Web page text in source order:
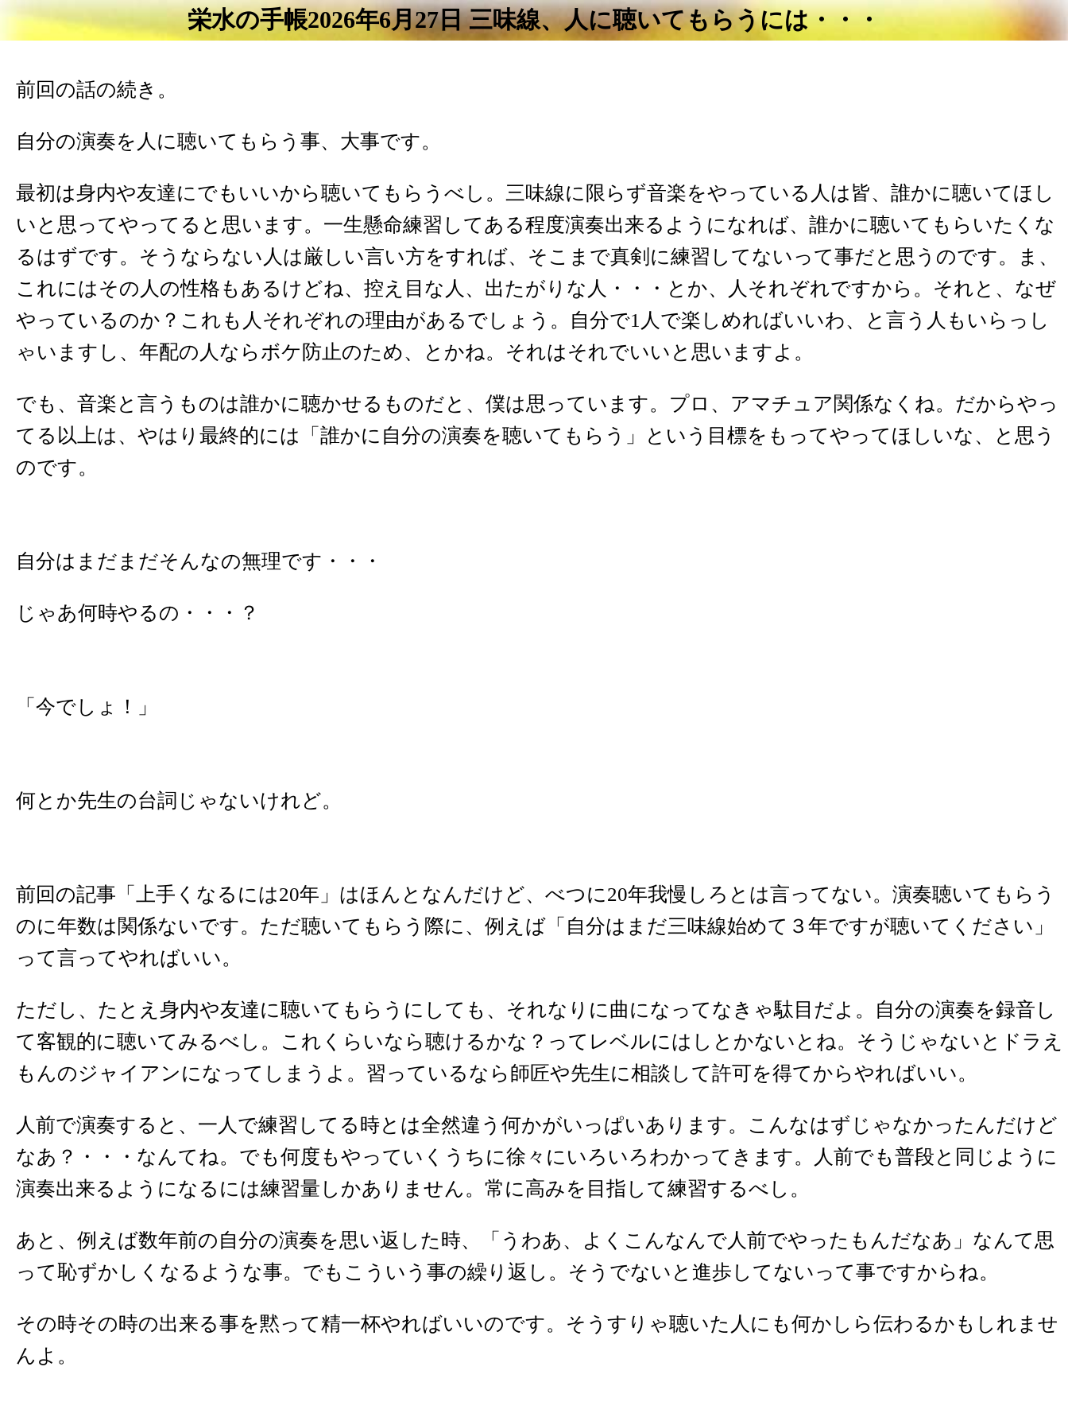
栄水の手帳2026年6月27日 三味線、人に聴いてもらうには・・・
前回の話の続き。
自分の演奏を人に聴いてもらう事、大事です。
最初は身内や友達にでもいいから聴いてもらうべし。三味線に限らず音楽をやっている人は皆、誰かに聴いてほし
いと思ってやってると思います。一生懸命練習してある程度演奏出来るようになれば、誰かに聴いてもらいたくな
るはずです。そうならない人は厳しい言い方をすれば、そこまで真剣に練習してないって事だと思うのです。ま、
これにはその人の性格もあるけどね、控え目な人、出たがりな人・・・とか、人それぞれですから。それと、なぜ
やっているのか？これも人それぞれの理由があるでしょう。自分で1人で楽しめればいいわ、と言う人もいらっし
ゃいますし、年配の人ならボケ防止のため、とかね。それはそれでいいと思いますよ。
でも、音楽と言うものは誰かに聴かせるものだと、僕は思っています。プロ、アマチュア関係なくね。だからやっ
てる以上は、やはり最終的には「誰かに自分の演奏を聴いてもらう」という目標をもってやってほしいな、と思う
のです。
自分はまだまだそんなの無理です・・・
じゃあ何時やるの・・・？
「今でしょ！」
何とか先生の台詞じゃないけれど。
前回の記事「上手くなるには20年」はほんとなんだけど、べつに20年我慢しろとは言ってない。演奏聴いてもらう
のに年数は関係ないです。ただ聴いてもらう際に、例えば「自分はまだ三味線始めて３年ですが聴いてください」
って言ってやればいい。
ただし、たとえ身内や友達に聴いてもらうにしても、それなりに曲になってなきゃ駄目だよ。自分の演奏を録音し
て客観的に聴いてみるべし。これくらいなら聴けるかな？ってレベルにはしとかないとね。そうじゃないとドラえ
もんのジャイアンになってしまうよ。習っているなら師匠や先生に相談して許可を得てからやればいい。
人前で演奏すると、一人で練習してる時とは全然違う何かがいっぱいあります。こんなはずじゃなかったんだけど
なあ？・・・なんてね。でも何度もやっていくうちに徐々にいろいろわかってきます。人前でも普段と同じように
演奏出来るようになるには練習量しかありません。常に高みを目指して練習するべし。
あと、例えば数年前の自分の演奏を思い返した時、「うわあ、よくこんなんで人前でやったもんだなあ」なんて思
って恥ずかしくなるような事。でもこういう事の繰り返し。そうでないと進歩してないって事ですからね。
その時その時の出来る事を黙って精一杯やればいいのです。そうすりゃ聴いた人にも何かしら伝わるかもしれませ
んよ。